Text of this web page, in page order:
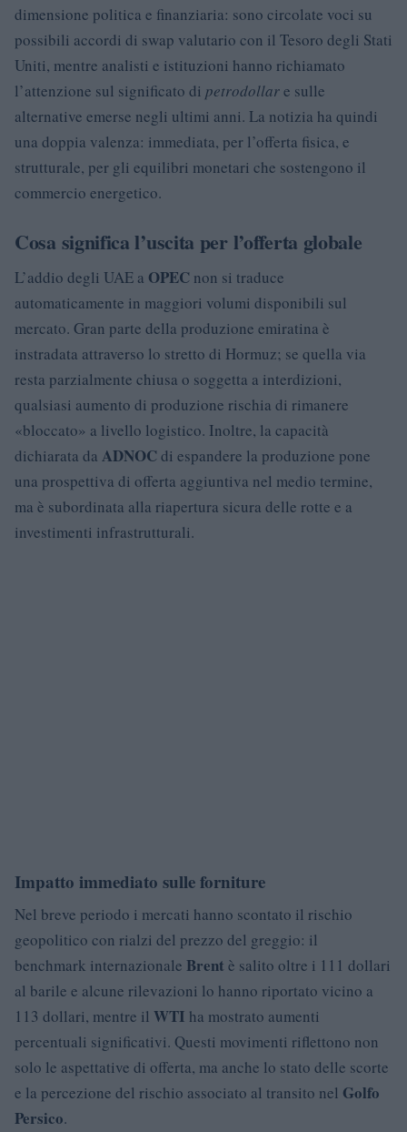
dimensione politica e finanziaria: sono circolate voci su
possibili accordi di swap valutario con il Tesoro degli Stati
Uniti, mentre analisti e istituzioni hanno richiamato
l’attenzione sul significato di petrodollare sulle
alternative emerse negli ultimi anni. La notizia ha quindi
una doppia valenza: immediata, per l’offerta fisica, e
strutturale, per gli equilibri monetari che sostengono il
commercio energetico.
Cosa significa l’uscita per l’offerta globale
L’addio degli UAE a OPEC non si traduce
automaticamente in maggiori volumi disponibili sul
mercato. Gran parte della produzione emiratina è
instradata attraverso lo stretto di Hormuz; se quella via
resta parzialmente chiusa o soggetta a interdizioni,
qualsiasi aumento di produzione rischia di rimanere
«bloccato» a livello logistico. Inoltre, la capacità
dichiarata da ADNOC di espandere la produzione pone
una prospettiva di offerta aggiuntiva nel medio termine,
ma è subordinata alla riapertura sicura delle rotte e a
investimenti infrastrutturali.
Impatto immediato sulle forniture
Nel breve periodo i mercati hanno scontato il rischio
geopolitico con rialzi del prezzo del greggio: il
benchmark internazionale Brent è salito oltre i 111 dollari
al barile e alcune rilevazioni lo hanno riportato vicino a
113 dollari, mentre il WTI ha mostrato aumenti
percentuali significativi. Questi movimenti riflettono non
solo le aspettative di offerta, ma anche lo stato delle scorte
e la percezione del rischio associato al transito nel Golfo
Persico.